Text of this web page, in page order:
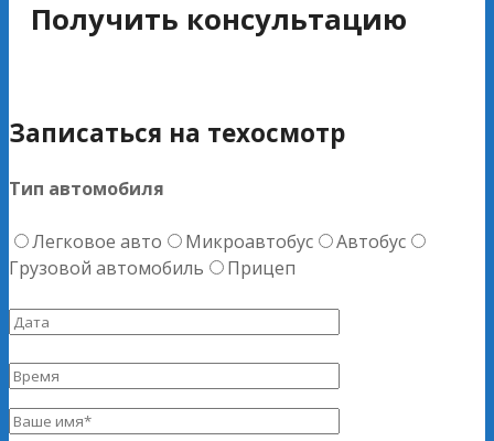
Получить консультацию
Записаться на техосмотр
Тип автомобиля
Легковое авто Микроавтобус
Автобус
Грузовой автомобиль
Прицеп